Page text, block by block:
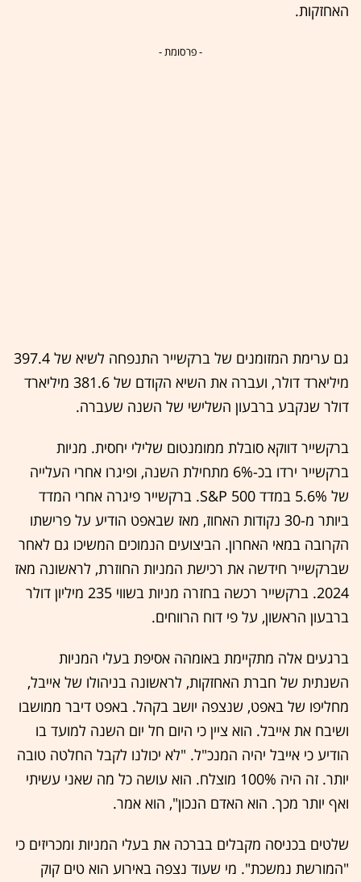
האחזקות.
- פרסומת -
גם ערימת המזומנים של ברקשייר התנפחה לשיא של 397.4
מיליארד דולר, ועברה את השיא הקודם של 381.6 מיליארד
דולר שנקבע ברבעון השלישי של השנה שעברה.
ברקשייר דווקא סובלת ממומנטום שלילי יחסית. מניות
ברקשייר ירדו בכ-6% מתחילת השנה, ופיגרו אחרי העלייה
של 5.6% במדד S&P 500. ברקשייר פיגרה אחרי המדד
ביותר מ-30 נקודות האחוז, מאז שבאפט הודיע על פרישתו
הקרובה במאי האחרון. הביצועים הנמוכים המשיכו גם לאחר
שברקשייר חידשה את רכישת המניות החוזרת, לראשונה מאז
2024. ברקשייר רכשה בחזרה מניות בשווי 235 מיליון דולר
ברבעון הראשון, על פי דוח הרווחים.
ברגעים אלה מתקיימת באומהה אסיפת בעלי המניות
השנתית של חברת האחזקות, לראשונה בניהולו של אייבל,
מחליפו של באפט, שנצפה יושב בקהל. באפט דיבר ממושבו
ושיבח את אייבל. הוא ציין כי היום חל יום השנה למועד בו
הודיע כי אייבל יהיה המנכ"ל. "לא יכולנו לקבל החלטה טובה
יותר. זה היה 100% מוצלח. הוא עושה כל מה שאני עשיתי
ואף יותר מכך. הוא האדם הנכון", הוא אמר.
שלטים בכניסה מקבלים בברכה את בעלי המניות ומכריזים כי
"המורשת נמשכת". מי שעוד נצפה באירוע הוא טים קוק